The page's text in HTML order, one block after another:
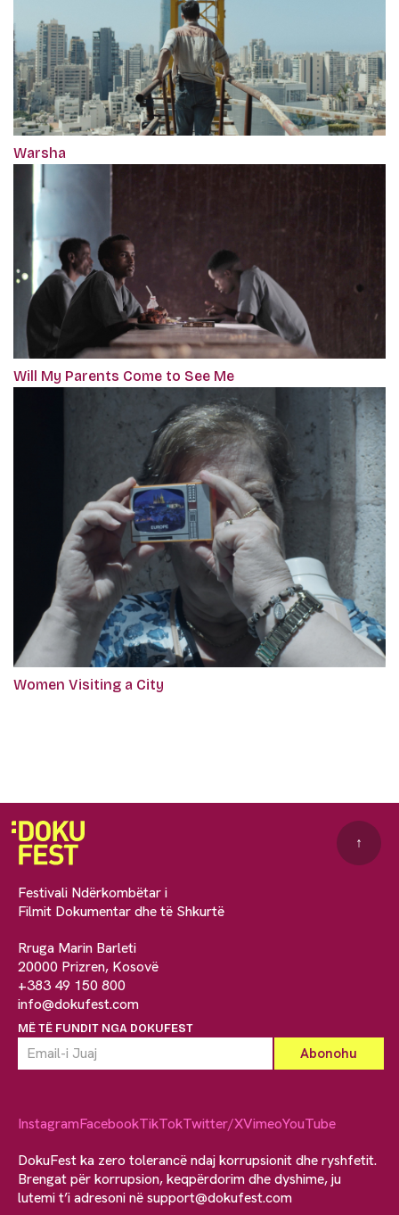
Warsha
Will My Parents Come to See Me
Women Visiting a City
Festivali Ndërkombëtar i
Filmit Dokumentar dhe të Shkurtë
Rruga Marin Barleti
20000 Prizren, Kosovë
+383 49 150 800
info@dokufest.com
MË TË FUNDIT NGA DOKUFEST
↑
InstagramFacebookTikTokTwitter/XVimeoYouTube
DokuFest ka zero tolerancë ndaj korrupsionit dhe ryshfetit.
Brengat për korrupsion, keqpërdorim dhe dyshime, ju
lutemi t’i adresoni nësupport@dokufest.com